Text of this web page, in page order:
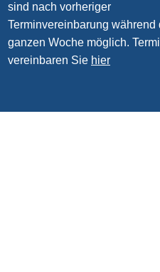
sind nach vorheriger
Terminvereinbarung während
ganzen Woche möglich.
vereinbaren Sie hier